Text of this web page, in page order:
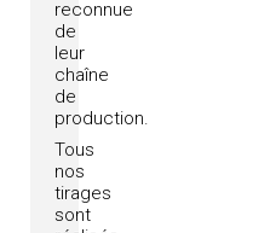
reconnue
de
leur
chaîne
de
production.
Tous
nos
tirages
sont